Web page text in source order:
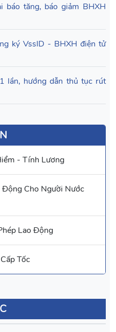
tăng, báo giảm BHXH
ký VssID - BHXH điện tử
lần, hướng dẫn thủ tục rút
- Tính Lương
Động Cho Người Nước
Lao Động
Tốc